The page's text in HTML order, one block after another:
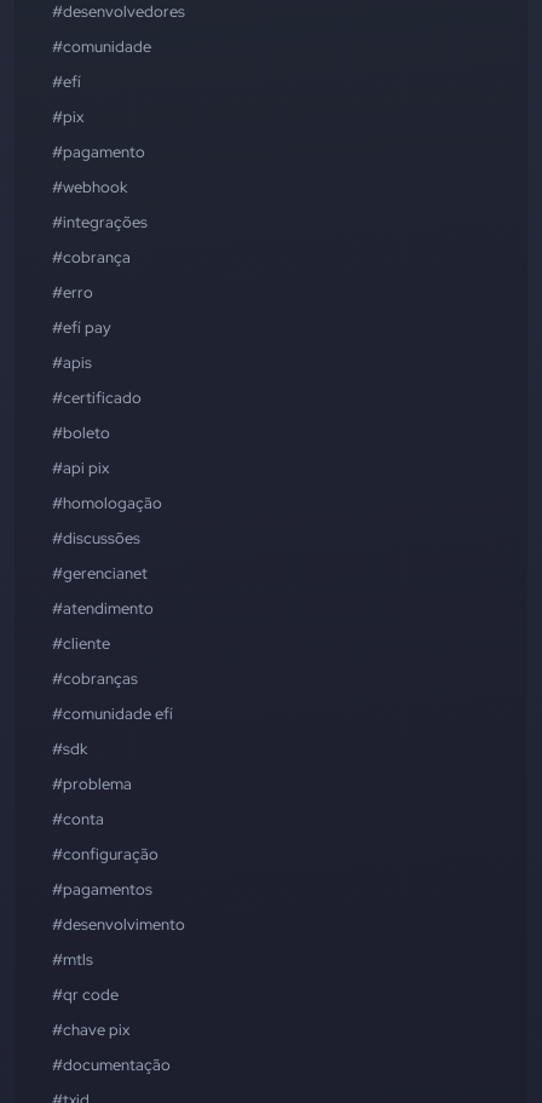
#desenvolvedores
#comunidade
#efí
#pix
#pagamento
#webhook
#integrações
#cobrança
#erro
#efí pay
#apis
#certificado
#boleto
#api pix
#homologação
#discussões
#gerencianet
#atendimento
#cliente
#cobranças
#comunidade efí
#sdk
#problema
#conta
#configuração
#pagamentos
#desenvolvimento
#mtls
#qr code
#chave pix
#documentação